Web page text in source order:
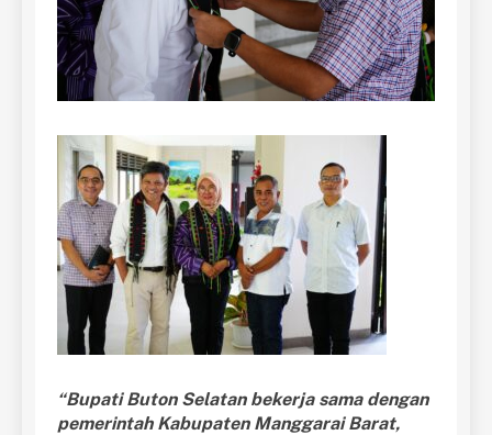
“Bupati Buton Selatan bekerja sama dengan
pemerintah Kabupaten Manggarai Barat,